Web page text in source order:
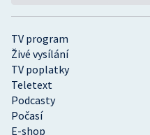
TV program
Živé vysílání
TV poplatky
Teletext
Podcasty
Počasí
E-shop